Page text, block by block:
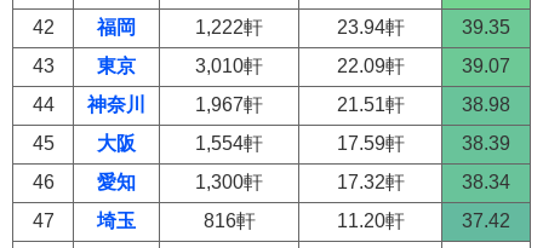
42
福岡 1,222軒 23.94軒
39.35
43
東京 3,010軒 22.09軒
39.07
44
神奈川 1,967軒 21.51軒
38.98
45
大阪 1,554軒 17.59軒
38.39
46
愛知 1,300軒 17.32軒
38.34
47
埼玉 816軒 11.20軒
37.42